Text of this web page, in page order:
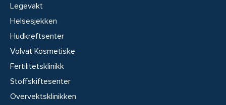
Legevakt
Helsesjekken
Hudkreftsenter
Volvat Kosmetiske
Fertilitetsklinikk
Stoffskiftesenter
Overvektsklinikken